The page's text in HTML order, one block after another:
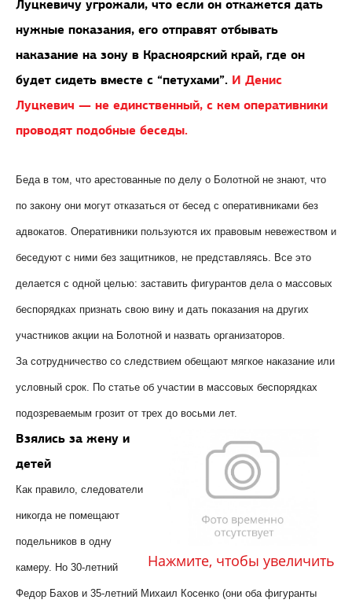
Луцкевичу угрожали, что если он откажется дать
нужные показания, его отправят отбывать
наказание на зону в Красноярский край, где он
будет сидеть вместе с “петухами”. И Денис
Луцкевич — не единственный, с кем оперативники
проводят подобные беседы.
Беда в том, что арестованные по делу о Болотной не знают, что
по закону они могут отказаться от бесед с оперативниками без
адвокатов. Оперативники пользуются их правовым невежеством и
беседуют с ними без защитников, не представляясь. Все это
делается с одной целью: заставить фигурантов дела о массовых
беспорядках признать свою вину и дать показания на других
участников акции на Болотной и назвать организаторов.
За сотрудничество со следствием обещают мягкое наказание или
условный срок. По статье об участии в массовых беспорядках
подозреваемым грозит от трех до восьми лет.
Нажмите, чтобы увеличить
Взялись за жену и
детей
Как правило, следователи
никогда не помещают
подельников в одну
камеру. Но 30-летний
Федор Бахов и 35-летний Михаил Косенко (они оба фигуранты